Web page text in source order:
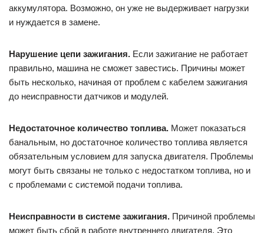
аккумулятора. Возможно, он уже не выдерживает нагрузки
и нуждается в замене.
Нарушение цепи зажигания. Если зажигание не работает
правильно, машина не сможет завестись. Причины может
быть несколько, начиная от проблем с кабелем зажигания
до неисправности датчиков и модулей.
Недостаточное количество топлива. Может показаться
банальным, но достаточное количество топлива является
обязательным условием для запуска двигателя. Проблемы
могут быть связаны не только с недостатком топлива, но и
с проблемами с системой подачи топлива.
Неисправности в системе зажигания. Причиной проблемы
может быть сбой в работе внутреннего двигателя. Это